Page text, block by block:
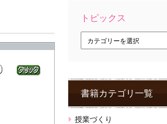
トピックス
ス
書籍カテゴリ一覧
授業づくり